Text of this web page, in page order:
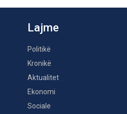
Lajme
Politikë
Kronikë
Aktualitet
Ekonomi
Sociale